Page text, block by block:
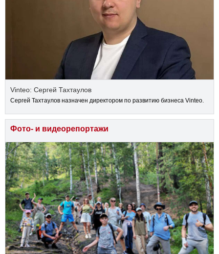
Vinteo: Сергей Тахтаулов
Сергей Тахтаулов назначен директором по развитию бизнеса Vinteo.
Фото- и видеорепортажи